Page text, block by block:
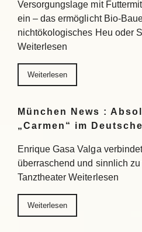
Versorgungslage mit
ein – das ermöglicht Bio-
nichtökologisches Heu oder
Weiterlesen
Weiterlesen
München News :
„Carmen“ im
Enrique Gasa Valga
überraschend und sinnlich
Tanztheater Weiterlesen
Weiterlesen